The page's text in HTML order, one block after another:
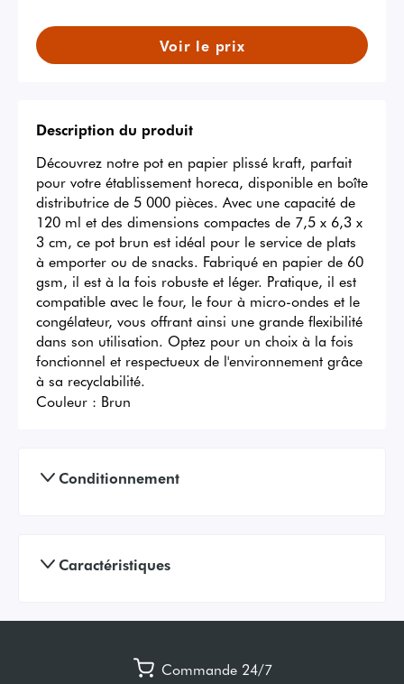
Voir le prix
Description du produit
Découvrez notre pot en papier plissé kraft, parfait
pour votre établissement horeca, disponible en boîte
distributrice de 5 000 pièces. Avec une capacité de
120 ml et des dimensions compactes de 7,5 x 6,3 x
3 cm, ce pot brun est idéal pour le service de plats
à emporter ou de snacks. Fabriqué en papier de 60
gsm, il est à la fois robuste et léger. Pratique, il est
compatible avec le four, le four à micro-ondes et le
congélateur, vous offrant ainsi une grande flexibilité
dans son utilisation. Optez pour un choix à la fois
fonctionnel et respectueux de l'environnement grâce
à sa recyclabilité.
Couleur : Brun
Conditionnement
Caractéristiques
Commande 24/7